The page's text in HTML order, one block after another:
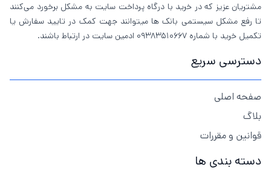
مشتریان عزیز که در خرید با درگاه پرداخت سایت به مشکل برخورد می‌کنند
تا رفع مشکل سیستمی بانک ها میتوانند جهت کمک در تایید سفارش یا
تکمیل خرید با شماره 09383510667 ادمین سایت در ارتباط باشند.
دسترسی سریع
صفحه اصلی
بلاگ
قوانین و مقررات
دسته بندی ها